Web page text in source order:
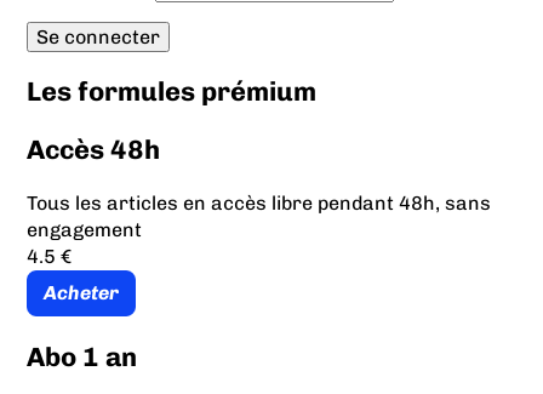
Les formules prémium
Accès 48h
Tous les articles en accès libre pendant 48h, sans
engagement
4.5 €
Acheter
Abo 1 an